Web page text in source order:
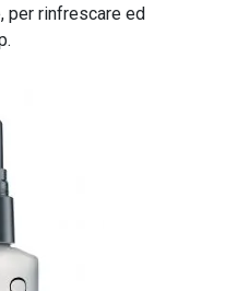
per rinfrescare ed